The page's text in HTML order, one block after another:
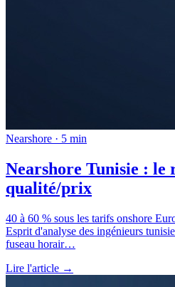
Nearshore · 5 min
Nearshore Tunisie : le
qualité/prix
40 à 60 % sous les tarifs onshore
Esprit d'analyse des ingénieurs
fuseau horair…
Lire l'article →